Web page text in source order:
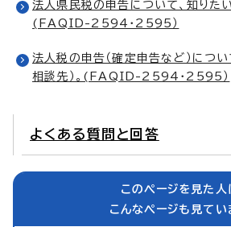
法人県民税の申告について、知りたい
(FAQID-2594・2595）
法人税の申告（確定申告など）につい
相談先）。(FAQID-2594・2595）
よくある質問と回答
このページを見た人
こんなページも見てい